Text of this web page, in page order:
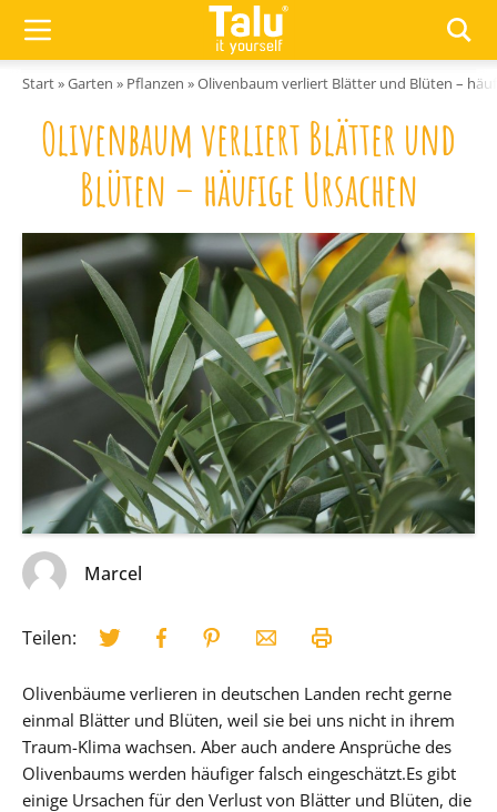
Start»Garten » Pflanzen »Olivenbaum verliert Blätter und Blüten –
Olivenbaum verliert Blätter und
Blüten – häufige Ursachen
Marcel
Teilen:
Olivenbäume verlieren in deutschen Landen recht gerne
einmal Blätter und Blüten, weil sie bei uns nicht in ihrem
Traum-Klima wachsen. Aber auch andere Ansprüche des
Olivenbaums werden häufiger falsch eingeschätzt.Es gibt
einige Ursachen für den Verlust von Blätter und Blüten, die